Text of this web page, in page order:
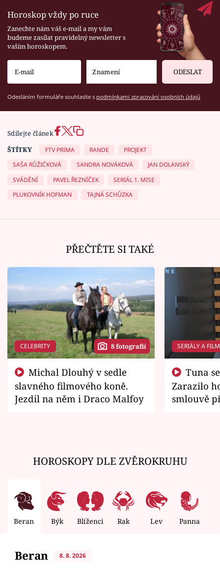
Horoskop vždy po ruce
Zanechte nám váš e-mail a my vám
budeme zasílat pravidelný newsletter s
vaším horoskopem.
ODESLAT
Odesláním formuláře souhlasíte s podmínkami zpracování osobních údajů
Sdílejte článek
ŠTÍTKY
FTV PRIMA RANDE
PROJEKT
SAŠA RŮŽIČKOVÁ
SANDRA NOVÁKOVÁ
JAN DOLANSKÝ
SVÁDĚNÍ
PAVEL ŘEZNÍČEK
SERIÁL 1. MISE
PLUKOVNÍK HOFMAN
TAJNÁ SCHŮZKA
PŘEČTĚTE SI TAKÉ
CELEBRITY 8 fotografií
slavného filmového koně.
Jezdil na něm i Draco Malfoy
SERIÁLY A
Zarazilo
smlouvě
HOROSKOPY DLE ZVĚROKRUHU
Beran Býk Blíženci Rak Lev Panna
Beran 8. 8. 2026